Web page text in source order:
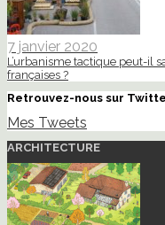
7 janvier 2020
L’urbanisme tactique peut-il
françaises ?
Retrouvez-nous sur
Mes Tweets
ARCHITECTURE